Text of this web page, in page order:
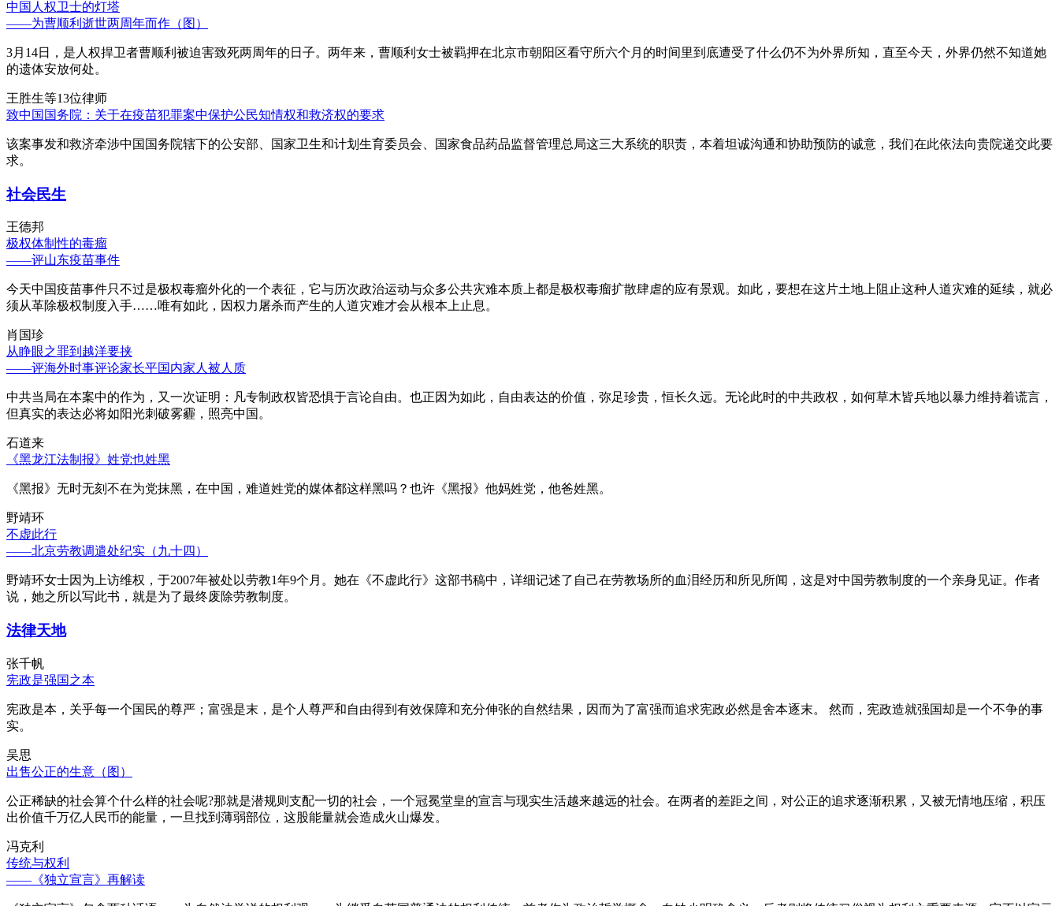
中国人权卫士的灯塔
——为曹顺利逝世两周年而作（图）
3月14日，是人权捍卫者曹顺利被迫害致死两周年的日子。两年来，曹顺利女士被羁押在北京市朝阳区看守所六个月的时间里到底遭受了什么仍不为外界所知，直至今天，外界仍然不知道她
的遗体安放何处。
王胜生等13位律师
致中国国务院：关于在疫苗犯罪案中保护公民知情权和救济权的要求
该案事发和救济牵涉中国国务院辖下的公安部、国家卫生和计划生育委员会、国家食品药品监督管理总局这三大系统的职责，本着坦诚沟通和协助预防的诚意，我们在此依法向贵院递交此要
求。
社会民生
王德邦
极权体制性的毒瘤
——评山东疫苗事件
今天中国疫苗事件只不过是极权毒瘤外化的一个表征，它与历次政治运动与众多公共灾难本质上都是极权毒瘤扩散肆虐的应有景观。如此，要想在这片土地上阻止这种人道灾难的延续，就必
须从革除极权制度入手……唯有如此，因权力屠杀而产生的人道灾难才会从根本上止息。
肖国珍
从睁眼之罪到越洋要挟
——评海外时事评论家长平国内家人被人质
中共当局在本案中的作为，又一次证明：凡专制政权皆恐惧于言论自由。也正因为如此，自由表达的价值，弥足珍贵，恒长久远。无论此时的中共政权，如何草木皆兵地以暴力维持着谎言，
但真实的表达必将如阳光刺破雾霾，照亮中国。
石道来
《黑龙江法制报》姓党也姓黑
《黑报》无时无刻不在为党抹黑，在中国，难道姓党的媒体都这样黑吗？也许《黑报》他妈姓党，他爸姓黑。
野靖环
不虚此行
——北京劳教调遣处纪实（九十四）
野靖环女士因为上访维权，于2007年被处以劳教1年9个月。她在《不虚此行》这部书稿中，详细记述了自己在劳教场所的血泪经历和所见所闻，这是对中国劳教制度的一个亲身见证。作者
说，她之所以写此书，就是为了最终废除劳教制度。
法律天地
张千帆
宪政是强国之本
宪政是本，关乎每一个国民的尊严；富强是末，是个人尊严和自由得到有效保障和充分伸张的自然结果，因而为了富强而追求宪政必然是舍本逐末。 然而，宪政造就强国却是一个不争的事
实。
吴思
出售公正的生意（图）
公正稀缺的社会算个什么样的社会呢?那就是潜规则支配一切的社会，一个冠冕堂皇的宣言与现实生活越来越远的社会。在两者的差距之间，对公正的追求逐渐积累，又被无情地压缩，积压
出价值千万亿人民币的能量，一旦找到薄弱部位，这股能量就会造成火山爆发。
冯克利
传统与权利
——《独立宣言》再解读